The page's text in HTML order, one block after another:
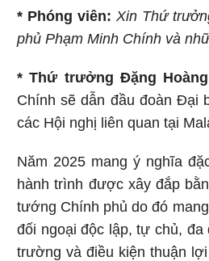
* Phóng viên:Xin Thứ
phủ Phạm Minh Chính và
* Thứ trưởng Đặng
Chính sẽ dẫn đầu đoàn Đại
các Hội nghị liên quan tại
Năm 2025 mang ý nghĩa
hành trình được xây đắp
tướng Chính phủ do đó
đối ngoại độc lập, tự chủ,
trường và điều kiện thuận